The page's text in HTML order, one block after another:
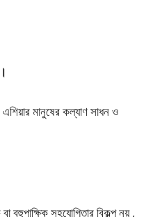
মানুষের কল্যাণ সাধন ও
বহুপাক্ষিক সহযোগিতার বিকল্প নয় ,